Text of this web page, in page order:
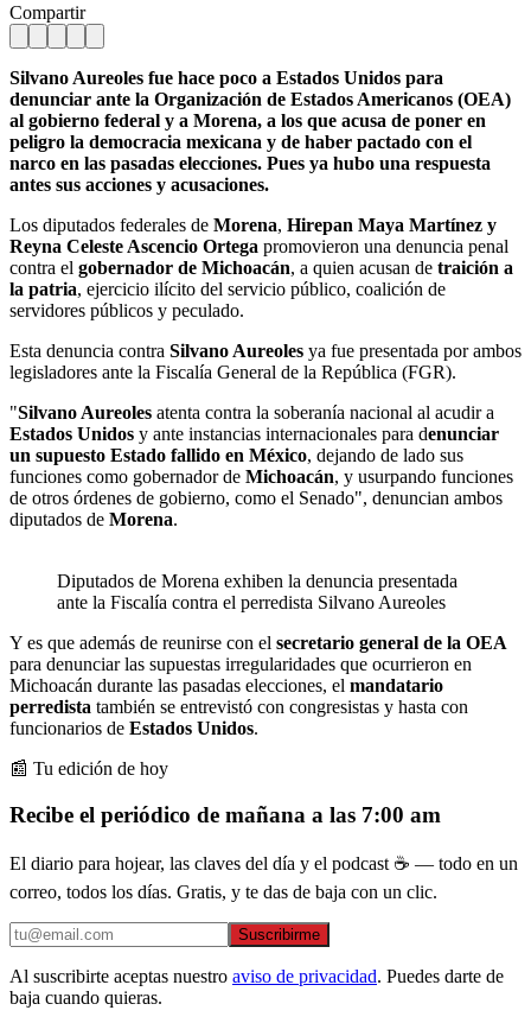
Compartir
Silvano Aureoles fue hace poco a Estados Unidos para
denunciar ante la Organización de Estados Americanos (OEA)
al gobierno federal y a Morena, a los que acusa de poner en
peligro la democracia mexicana y de haber pactado con el
narco en las pasadas elecciones. Pues ya hubo una respuesta
antes sus acciones y acusaciones.
Los diputados federales de Morena, Hirepan Maya Martínez y
Reyna Celeste Ascencio Ortega promovieron una denuncia penal
contra el gobernador de Michoacán, a quien acusan de traición a
la patria, ejercicio ilícito del servicio público, coalición de
servidores públicos y peculado.
Esta denuncia contra Silvano Aureoles ya fue presentada por ambos
legisladores ante la Fiscalía General de la República (FGR).
"Silvano Aureoles atenta contra la soberanía nacional al acudir a
Estados Unidos y ante instancias internacionales para denunciar
un supuesto Estado fallido en México, dejando de lado sus
funciones como gobernador de Michoacán, y usurpando funciones
de otros órdenes de gobierno, como el Senado", denuncian ambos
diputados de Morena.
Diputados de Morena exhiben la denuncia presentada
ante la Fiscalía contra el perredista Silvano Aureoles
Y es que además de reunirse con el secretario general de la OEA
para denunciar las supuestas irregularidades que ocurrieron en
Michoacán durante las pasadas elecciones, el mandatario
perredista también se entrevistó con congresistas y hasta con
funcionarios de Estados Unidos.
📰 Tu edición de hoy
Recibe el periódico de mañana a las 7:00 am
El diario para hojear, las claves del día y el podcast ☕ — todo en un
correo, todos los días. Gratis, y te das de baja con un clic.
Suscribirme
Al suscribirte aceptas nuestro aviso de privacidad. Puedes darte de
baja cuando quieras.